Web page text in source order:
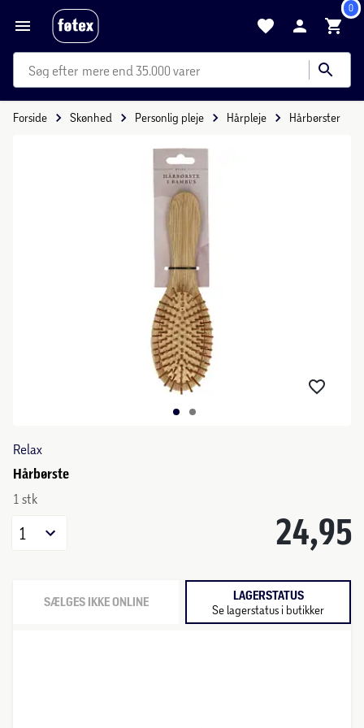
0
mere end 35.000 varer
Forside Skønhed Personlig pleje Hårpleje Hårbørster
Relax
Hårbørste
1 stk
24,95
1
SÆLGES IKKE ONLINE LAGERSTATUS
Se lagerstatus i butikker